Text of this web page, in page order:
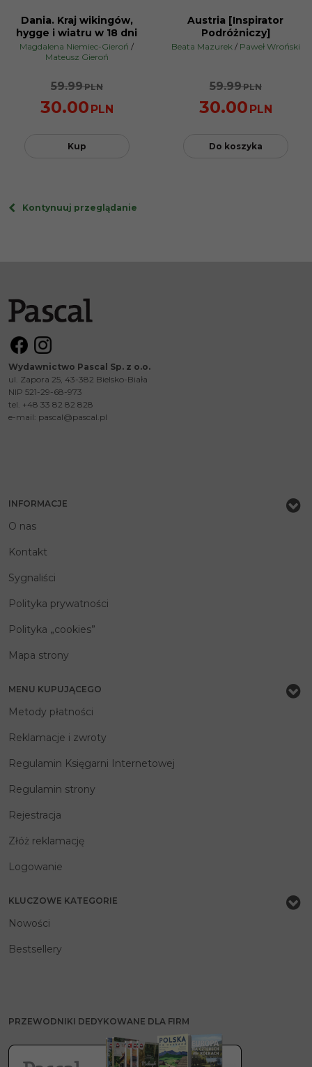
PROMOCJA
Dania. Kraj wikingów,
hygge i wiatru w 18 dni
Magdalena Niemiec-Gieroń /
Mateusz Gieroń
59.99PLN
30.00 PLN
Kup
PROMOCJA
Austria [Inspirator
Podróżniczy]
Beata Mazurek / Paweł Wroński
59.99PLN
30.00 PLN
Do koszyka
Kontynuuj przeglądanie
Wydawnictwo Pascal Sp. z o.o.
ul. Zapora 25, 43-382 Bielsko-Biała
NIP 521-29-68-973
tel. +48 33 82 82 828
e-mail: pascal@pascal.pl
INFORMACJE
O nas
Kontakt
Sygnaliści
Polityka prywatności
Polityka „cookies”
Mapa strony
MENU KUPUJĄCEGO
Metody płatności
Reklamacje i zwroty
Regulamin Księgarni Internetowej
Regulamin strony
Rejestracja
Złóż reklamację
Logowanie
KLUCZOWE KATEGORIE
Nowości
Bestsellery
PRZEWODNIKI DEDYKOWANE DLA FIRM